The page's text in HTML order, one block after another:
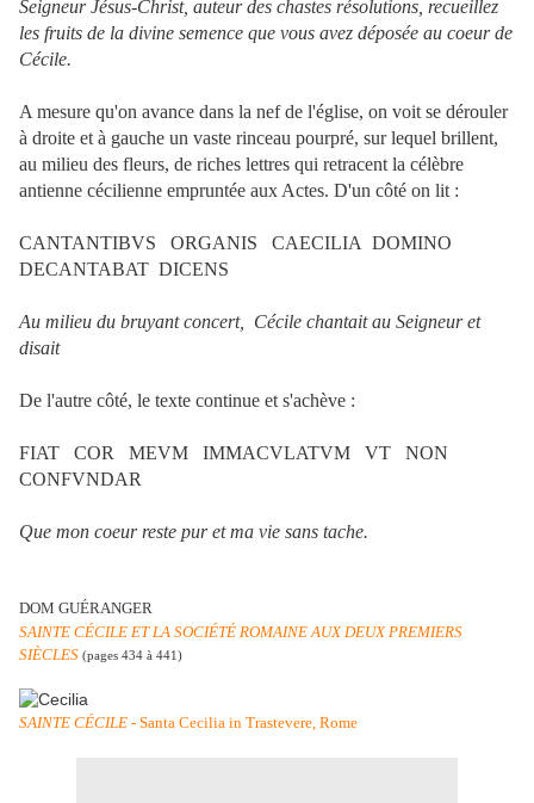
Seigneur Jésus-Christ, auteur des chastes résolutions, recueillez
les fruits de la divine semence que vous avez déposée au coeur de
Cécile.
A mesure qu'on avance dans la nef de l'église, on voit se dérouler
à droite et à gauche un vaste rinceau pourpré, sur lequel brillent,
au milieu des fleurs, de riches lettres qui retracent la célèbre
antienne cécilienne empruntée aux Actes. D'un côté on lit :
CANTANTIBVS ORGANIS CAECILIA DOMINO
DECANTABAT DICENS
Au milieu du bruyant concert, Cécile chantait au Seigneur et
disait
De l'autre côté, le texte continue et s'achève :
FIAT COR MEVM IMMACVLATVM VT NON
CONFVNDAR
Que mon coeur reste pur et ma vie sans tache.
DOM GUÉRANGER
SAINTE CÉCILE ET LA SOCIÉTÉ ROMAINE AUX DEUX PREMIERS
SIÈCLES (pages 434 à 441)
SAINTE CÉCILE - Santa Cecilia in Trastevere, Rome